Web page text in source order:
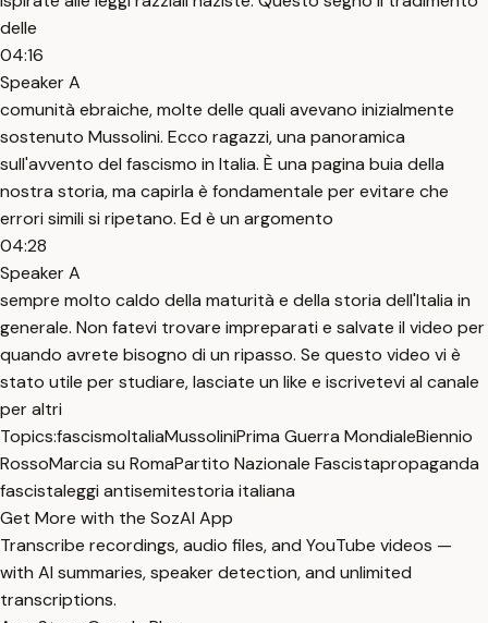
delle
04:16
Speaker A
comunità ebraiche, molte delle quali avevano inizialmente
sostenuto Mussolini. Ecco ragazzi, una panoramica
sull'avvento del fascismo in Italia. È una pagina buia della
nostra storia, ma capirla è fondamentale per evitare che
errori simili si ripetano. Ed è un argomento
04:28
Speaker A
sempre molto caldo della maturità e della storia dell'Italia in
generale. Non fatevi trovare impreparati e salvate il video per
quando avrete bisogno di un ripasso. Se questo video vi è
stato utile per studiare, lasciate un like e iscrivetevi al canale
per altri
Topics:fascismoItaliaMussoliniPrima Guerra MondialeBiennio
RossoMarcia su RomaPartito Nazionale Fascistapropaganda
fascistaleggi antisemitestoria italiana
Get More with the SozAI App
Transcribe recordings, audio files, and YouTube videos —
with AI summaries, speaker detection, and unlimited
transcriptions.